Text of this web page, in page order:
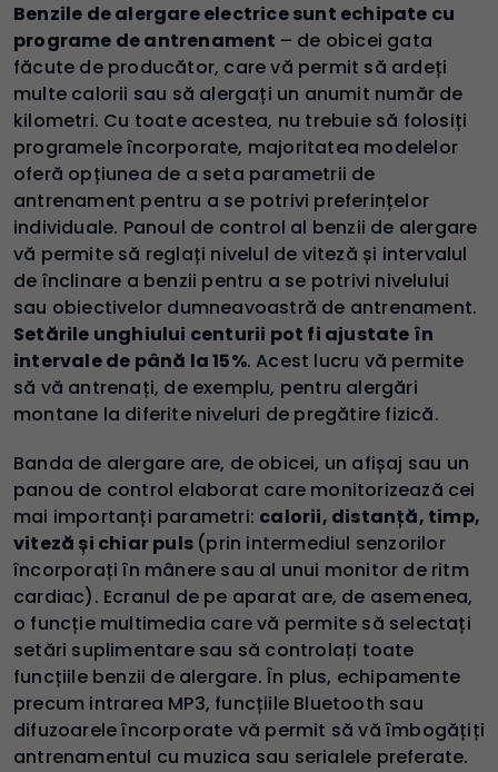
Benzile de alergare electrice sunt echipate cu
programe de antrenament – de obicei gata
făcute de producător, care vă permit să ardeți
multe calorii sau să alergați un anumit număr de
kilometri. Cu toate acestea, nu trebuie să folosiți
programele încorporate, majoritatea modelelor
oferă opțiunea de a seta parametrii de
antrenament pentru a se potrivi preferințelor
individuale. Panoul de control al benzii de alergare
vă permite să reglați nivelul de viteză și intervalul
de înclinare a benzii pentru a se potrivi nivelului
sau obiectivelor dumneavoastră de antrenament.
Setările unghiului centurii pot fi ajustate în
intervale de până la 15%. Acest lucru vă permite
să vă antrenați, de exemplu, pentru alergări
montane la diferite niveluri de pregătire fizică.
Banda de alergare are, de obicei, un afișaj sau un
panou de control elaborat care monitorizează cei
mai importanți parametri: calorii, distanță, timp,
viteză și chiar puls (prin intermediul senzorilor
încorporați în mânere sau al unui monitor de ritm
cardiac). Ecranul de pe aparat are, de asemenea,
o funcție multimedia care vă permite să selectați
setări suplimentare sau să controlați toate
funcțiile benzii de alergare. În plus, echipamente
precum intrarea MP3, funcțiile Bluetooth sau
difuzoarele încorporate vă permit să vă îmbogățiți
antrenamentul cu muzica sau serialele preferate.